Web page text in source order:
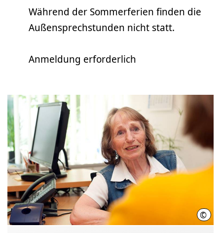
Während der Sommerferien finden die
Außensprechstunden nicht statt.
Anmeldung erforderlich
©